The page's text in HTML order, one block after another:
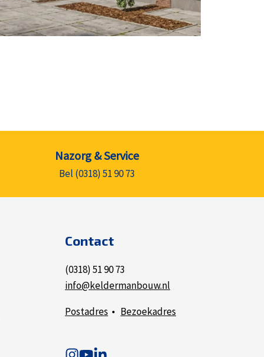
Nazorg & Service
Bel (0318) 51 90 73
Contact
(0318) 51 90 73
info@keldermanbouw.nl
Postadres • Bezoekadres